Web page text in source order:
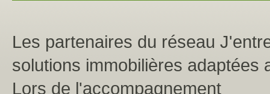
Les partenaires du réseau
solutions immobilières
Lors de l'accompagnement